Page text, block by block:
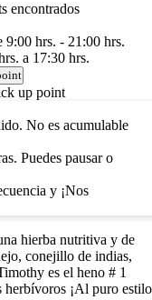
encontrados
9:00 hrs. - 21:00 hrs.
a 17:30 hrs.
up point
No es acumulable
Puedes pausar o
y ¡Nos
hierba nutritiva y de
conejillo de indias,
es el heno # 1
herbívoros ¡Al puro estilo